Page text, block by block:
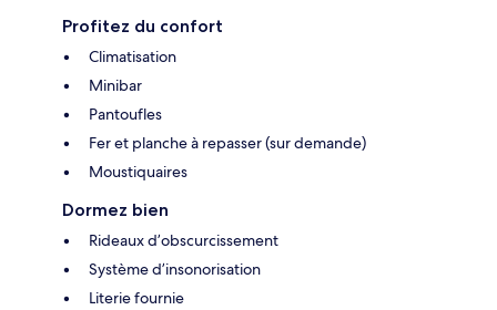
Profitez du confort
Climatisation
Minibar
Pantoufles
Fer et planche à repasser (sur demande)
Moustiquaires
Dormez bien
Rideaux d’obscurcissement
Système d’insonorisation
Literie fournie